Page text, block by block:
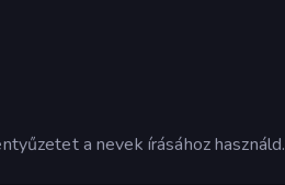
a nevek írásához használd.